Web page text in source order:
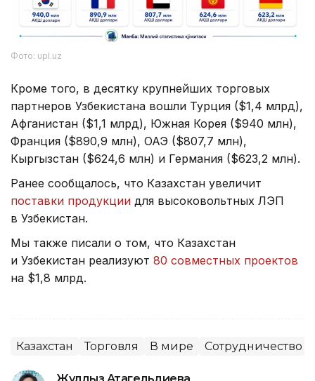
Фото: upl.uz
Кроме того, в десятку крупнейших торговых
партнеров Узбекистана вошли Турция ($1,4 млрд),
Афганистан ($1,1 млрд), Южная Корея ($940 млн),
Франция ($890,9 млн), ОАЭ ($807,7 млн),
Кыргызстан ($624,6 млн) и Германия ($623,2 млн).
Ранее сообщалось, что Казахстан увеличит
поставки продукции для высоковольтных ЛЭП
в Узбекистан.
Мы также писали о том, что Казахстан
и Узбекистан реализуют 80 совместных проектов
на $1,8 млрд.
Казахстан Торговля В мире Сотрудничество